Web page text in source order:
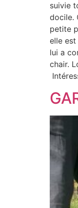
suivie
docile.
petite
elle
lui a
chair.